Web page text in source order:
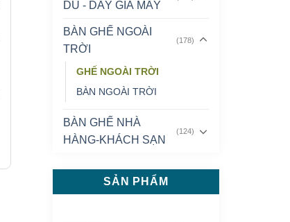
DÙ - DÂY GIẢ MÂY
BÀN GHẾ NGOÀI
TRỜI
(178)
GHẾ NGOÀI TRỜI
BÀN NGOÀI TRỜI
BÀN GHẾ NHÀ
HÀNG-KHÁCH SẠN
(124)
SẢN PHẨM